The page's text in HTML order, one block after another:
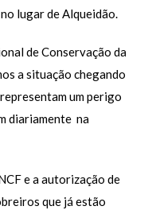
lugar de Alqueidão.
de Conservação da
a situação chegando
um perigo
diariamente na
e a autorização de
que já estão